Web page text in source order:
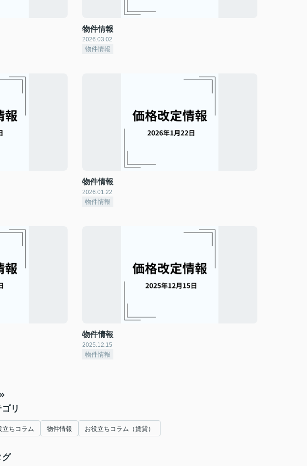
物件情報
2026.03.02
物件情報
物件情報
2026.01.22
物件情報
物件情報
2025.12.15
物件情報
リ
立ちコラム 物件情報 お役立ちコラム（賃貸）
グ